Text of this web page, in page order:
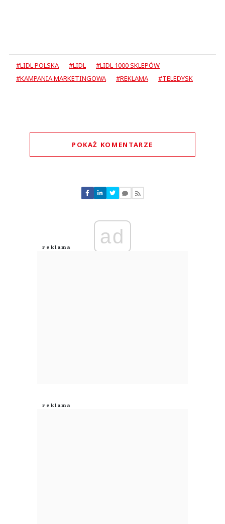
#LIDL POLSKA #LIDL
#LIDL 1000 SKLEPÓW
#KAMPANIA MARKETINGOWA
#REKLAMA #TELEDYSK
POKAŻ KOMENTARZE
Nie znaleziono komentarzy
Zostaw swoje komentarze
Anuluj
ad